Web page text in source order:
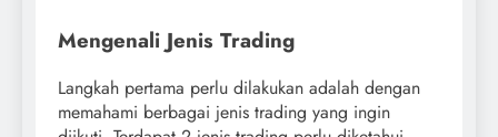
Mengenali Jenis Trading
Langkah pertama perlu dilakukan adalah dengan
memahami berbagai jenis trading yang ingin